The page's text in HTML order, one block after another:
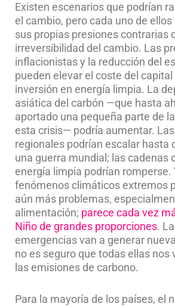
Existen escenarios que podrían
el cambio, pero cada uno de
sus propias presiones contrarias
irreversibilidad del cambio. Las
inflacionistas y la reducción del
pueden elevar el coste del
inversión en energía limpia. La
asiática del carbón —que hasta
aportado una pequeña parte de
esta crisis— podría aumentar.
regionales podrían escalar hasta
una guerra mundial; las cadenas
energía limpia podrían romperse.
fenómenos climáticos extremos
aún más problemas,
alimentación; parece cada vez
Niño de grandes proporciones.
emergencias van a generar
no es seguro que todas ellas nos
las emisiones de carbono.
Para la mayoría de los países, el